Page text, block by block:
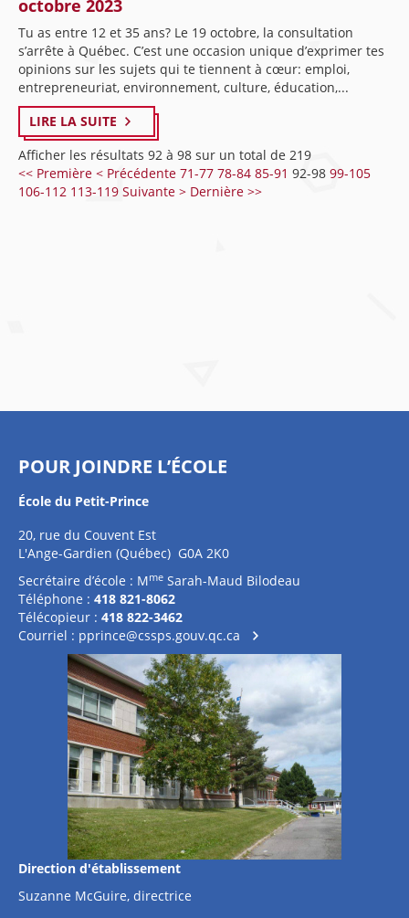
octobre 2023
Tu as entre 12 et 35 ans? Le 19 octobre, la consultation
s’arrête à Québec. C’est une occasion unique d’exprimer tes
opinions sur les sujets qui te tiennent à cœur: emploi,
entrepreneuriat, environnement, culture, éducation,...
LIRE LA SUITE
Afficher les résultats 92 à 98 sur un total de 219
<< Première < Précédente 71-77 78-84 85-91 92-98 99-105
106-112 113-119 Suivante > Dernière >>
POUR JOINDRE L’ÉCOLE
École du Petit-Prince
20, rue du Couvent Est
L'Ange-Gardien (Québec) G0A 2K0
Secrétaire d’école : Mme Sarah-Maud Bilodeau
Téléphone : 418 821-8062
Télécopieur : 418 822-3462
Courriel : pprince@cssps.gouv.qc.ca
Direction d'établissement
Suzanne McGuire, directrice